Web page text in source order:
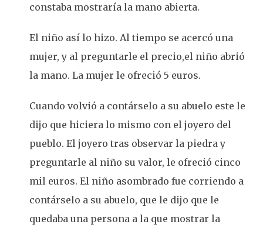
constaba mostraría la mano abierta.
El niño así lo hizo. Al tiempo se acercó una
mujer, y al preguntarle el precio,el niño abrió
la mano. La mujer le ofreció 5 euros.
Cuando volvió a contárselo a su abuelo este le
dijo que hiciera lo mismo con el joyero del
pueblo. El joyero tras observar la piedra y
preguntarle al niño su valor, le ofreció cinco
mil euros. El niño asombrado fue corriendo a
contárselo a su abuelo, que le dijo que le
quedaba una persona a la que mostrar la